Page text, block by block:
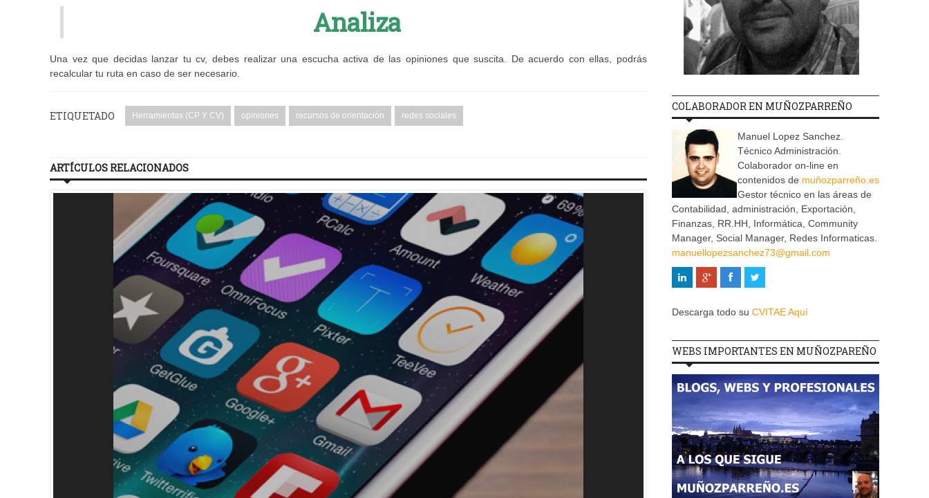
Analiza
Una vez que decidas lanzar tu cv, debes realizar una escucha activa de las opiniones que suscita. De acuerdo con ellas, podrás
recalcular tu ruta en caso de ser necesario.
ETIQUETADO Herramientas (CP Y CV) opiniones recursos de orientación redes sociales
ARTÍCULOS RELACIONADOS
COLABORADOR EN MUÑOZPARREÑO
Manuel Lopez Sanchez.
Técnico Administración.
Colaborador on-line en
contenidos de muñozparreño.es
Gestor técnico en las áreas de
Contabilidad, administración, Exportación,
Finanzas, RR.HH, Informática, Community
Manager, Social Manager, Redes Informaticas.
manuellopezsanchez73@gmail.com
Descarga todo su CVITAE Aquí
WEBS IMPORTANTES EN MUÑOZPAREÑO